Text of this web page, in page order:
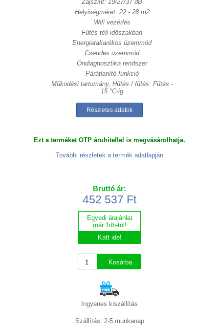
Zajszint: 19/27/37 dB
Helyiségméret: 22 - 28 m2
Wifi vezérlés
Fűtés téli időszakban
Energiatakarékos üzemmód
Csendes üzemmód
Öndiagnosztika rendszer
Párátlanító funkció
Működési tartomány, Hűtés / fűtés: Fűtés -
15 °C-ig
Részletes adatok
Ezt a terméket OTP áruhitellel is megvásárolhatja.
További részletek a termék adatlapján
Bruttó ár:
452 537 Ft
Egyedi árajánlat
már 1db-tól!
Katt ide!
Ingyenes kiszállítás
Szállítás: 2-5 munkanap